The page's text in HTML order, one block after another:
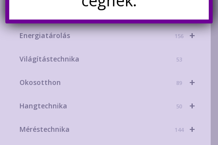
+
Energiatárolás 156
Világítástechnika 53
+
Okosotthon 89
+
Hangtechnika 50
+
Méréstechnika 144